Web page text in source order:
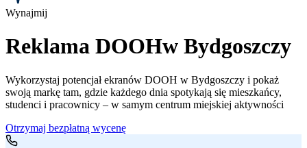
Wynajmij
Reklama DOOHw Bydgoszczy
Wykorzystaj potencjał ekranów DOOH w Bydgoszczy i pokaż
swoją markę tam, gdzie każdego dnia spotykają się mieszkańcy,
studenci i pracownicy – w samym centrum miejskiej aktywności
Otrzymaj bezpłatną wycenę